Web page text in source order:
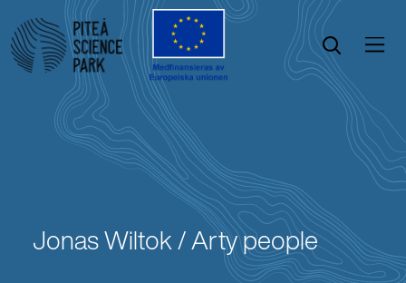
Öppna sök
Öppna menyn
Jonas Wiltok / Arty people